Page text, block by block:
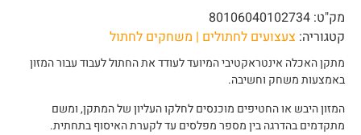
מק"ט: 80106040102734
קטגוריה: צעצועים לחתולים | משחקים לחתול
מתקן האכלה אינטראקטיבי המיועד לעודד את החתול לעבוד עבור המזון
באמצעות משחק וחשיבה.
המזון היבש או החטיפים מוכנסים לחלקו העליון של המתקן, ומשם
מתקדמים בהדרגה בין מספר מפלסים עד לקערת האיסוף בתחתית.